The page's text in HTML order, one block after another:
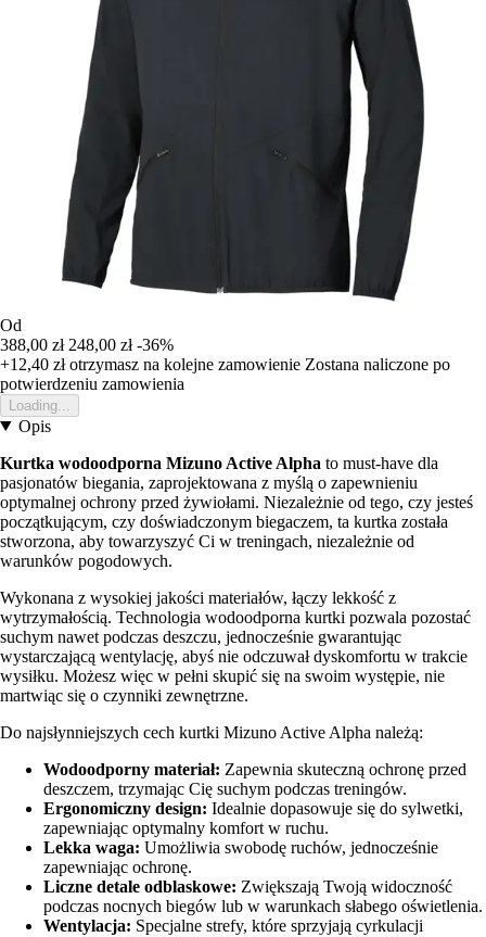
Od
388,00 zł 248,00 zł -36%
+12,40 złotrzymasz na kolejne zamowienie Zostana naliczone po
potwierdzeniu zamowienia
Loading...
Opis
Kurtka wodoodporna Mizuno Active Alpha to must-have dla
pasjonatów biegania, zaprojektowana z myślą o zapewnieniu
optymalnej ochrony przed żywiołami. Niezależnie od tego, czy jesteś
początkującym, czy doświadczonym biegaczem, ta kurtka została
stworzona, aby towarzyszyć Ci w treningach, niezależnie od
warunków pogodowych.
Wykonana z wysokiej jakości materiałów, łączy lekkość z
wytrzymałością. Technologia wodoodporna kurtki pozwala pozostać
suchym nawet podczas deszczu, jednocześnie gwarantując
wystarczającą wentylację, abyś nie odczuwał dyskomfortu w trakcie
wysiłku. Możesz więc w pełni skupić się na swoim występie, nie
martwiąc się o czynniki zewnętrzne.
Do najsłynniejszych cech kurtki Mizuno Active Alpha należą:
Wodoodporny materiał: Zapewnia skuteczną ochronę przed
deszczem, trzymając Cię suchym podczas treningów.
Ergonomiczny design: Idealnie dopasowuje się do sylwetki,
zapewniając optymalny komfort w ruchu.
Lekka waga: Umożliwia swobodę ruchów, jednocześnie
zapewniając ochronę.
Liczne detale odblaskowe: Zwiększają Twoją widoczność
podczas nocnych biegów lub w warunkach słabego oświetlenia.
Wentylacja: Specjalne strefy, które sprzyjają cyrkulacji